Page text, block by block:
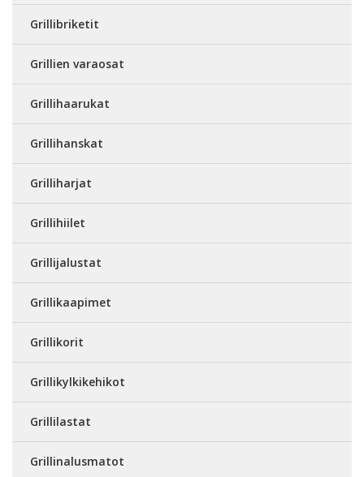
Grillibriketit
Grillien varaosat
Grillihaarukat
Grillihanskat
Grilliharjat
Grillihiilet
Grillijalustat
Grillikaapimet
Grillikorit
Grillikylkikehikot
Grillilastat
Grillinalusmatot